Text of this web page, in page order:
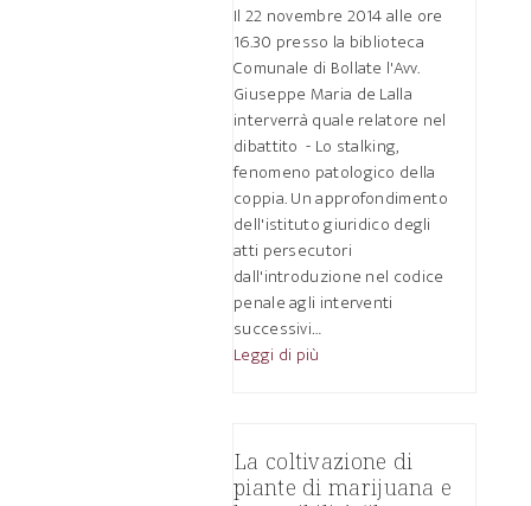
Il 22 novembre 2014 alle ore
16.30 presso la biblioteca
Comunale di Bollate l'Avv.
Giuseppe Maria de Lalla
interverrà quale relatore nel
dibattito - Lo stalking,
fenomeno patologico della
coppia. Un approfondimento
dell'istituto giuridico degli
atti persecutori
dall'introduzione nel codice
penale agli interventi
successivi…
Leggi di più
La coltivazione di
piante di marijuana e